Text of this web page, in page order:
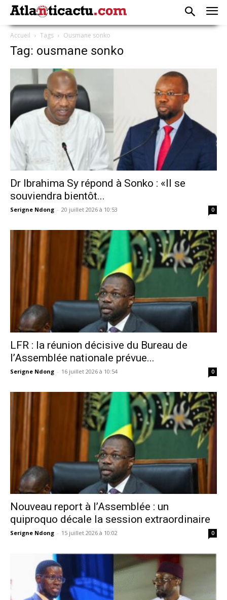
Accueil Tags Ousmane sonko
Tag: ousmane sonko
Dr Ibrahima Sy répond à Sonko : «Il se
souviendra bientôt...
Serigne Ndong - 20 juillet 2026 à 10:53 0
LFR : la réunion décisive du Bureau de
l’Assemblée nationale prévue...
Serigne Ndong - 16 juillet 2026 à 10:54 0
Nouveau report à l’Assemblée : un
quiproquo décale la session extraordinaire
Serigne Ndong - 15 juillet 2026 à 10:02 0